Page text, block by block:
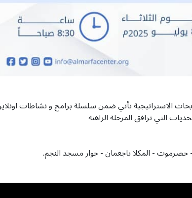
الاستراتيجية تأتي ضمن سلسلة برامج و نشاطات
التي ترافق المرحلة الراهنة